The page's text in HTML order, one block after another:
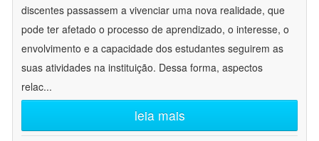
discentes passassem a vivenciar uma nova realidade, que
pode ter afetado o processo de aprendizado, o interesse, o
envolvimento e a capacidade dos estudantes seguirem as
suas atividades na instituição. Dessa forma, aspectos
relac...
leia mais